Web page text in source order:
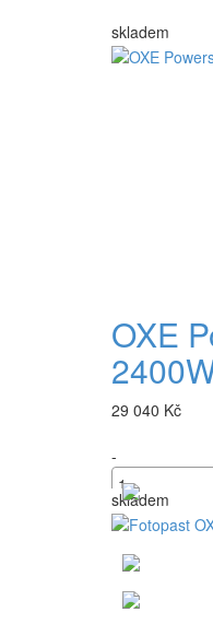
skladem
OXE
29 040 Kč
-
+
skladem